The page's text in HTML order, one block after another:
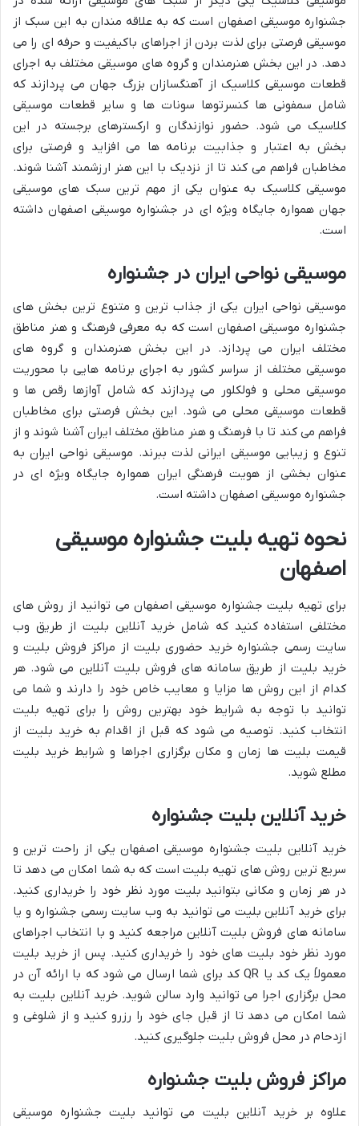
جشنواره موسیقی اصفهان است که به علاقه مندان به این سبک از
موسیقی فرصتی برای لذت بردن از اجراهای باکیفیت و حرفه ای را می
دهد. در این بخش هنرمندان و گروه های موسیقی مختلف به اجرای
قطعات موسیقی کلاسیک از آهنگسازان بزرگ جهان می پردازند که
شامل سمفونی ها کنسرتوها سونات ها و سایر قطعات موسیقی
کلاسیک می شود. حضور نوازندگان و ارکسترهای برجسته در این
بخش به اعتبار و جذابیت برنامه ها می افزاید و فرصتی برای
مخاطبان فراهم می کند تا از نزدیک با این هنر ارزشمند آشنا شوند.
موسیقی کلاسیک به عنوان یکی از مهم ترین سبک های موسیقی
جهان همواره جایگاه ویژه ای در جشنواره موسیقی اصفهان داشته
است.
موسیقی نواحی ایران در جشنواره
موسیقی نواحی ایران یکی از جذاب ترین و متنوع ترین بخش های
جشنواره موسیقی اصفهان است که به معرفی فرهنگ و هنر مناطق
مختلف ایران می پردازد. در این بخش هنرمندان و گروه های
موسیقی مختلف از سراسر کشور به اجرای برنامه هایی با محوریت
موسیقی محلی و فولکلور می پردازند که شامل آوازها رقص ها و
قطعات موسیقی محلی می شود. این بخش فرصتی برای مخاطبان
فراهم می کند تا با فرهنگ و هنر مناطق مختلف ایران آشنا شوند و از
تنوع و زیبایی موسیقی ایرانی لذت ببرند. موسیقی نواحی ایران به
عنوان بخشی از هویت فرهنگی ایران همواره جایگاه ویژه ای در
جشنواره موسیقی اصفهان داشته است.
نحوه تهیه بلیت جشنواره موسیقی
اصفهان
برای تهیه بلیت جشنواره موسیقی اصفهان می توانید از روش های
مختلفی استفاده کنید که شامل خرید آنلاین بلیت از طریق وب
سایت رسمی جشنواره خرید حضوری بلیت از مراکز فروش بلیت و
خرید بلیت از طریق سامانه های فروش بلیت آنلاین می شود. هر
کدام از این روش ها مزایا و معایب خاص خود را دارند و شما می
توانید با توجه به شرایط خود بهترین روش را برای تهیه بلیت
انتخاب کنید. توصیه می شود که قبل از اقدام به خرید بلیت از
قیمت بلیت ها زمان و مکان برگزاری اجراها و شرایط خرید بلیت
مطلع شوید.
خرید آنلاین بلیت جشنواره
خرید آنلاین بلیت جشنواره موسیقی اصفهان یکی از راحت ترین و
سریع ترین روش های تهیه بلیت است که به شما امکان می دهد تا
در هر زمان و مکانی بتوانید بلیت مورد نظر خود را خریداری کنید.
برای خرید آنلاین بلیت می توانید به وب سایت رسمی جشنواره و یا
سامانه های فروش بلیت آنلاین مراجعه کنید و با انتخاب اجراهای
مورد نظر خود بلیت های خود را خریداری کنید. پس از خرید بلیت
معمولاً یک کد یا QR کد برای شما ارسال می شود که با ارائه آن در
محل برگزاری اجرا می توانید وارد سالن شوید. خرید آنلاین بلیت به
شما امکان می دهد تا از قبل جای خود را رزرو کنید و از شلوغی و
ازدحام در محل فروش بلیت جلوگیری کنید.
مراکز فروش بلیت جشنواره
علاوه بر خرید آنلاین بلیت می توانید بلیت جشنواره موسیقی